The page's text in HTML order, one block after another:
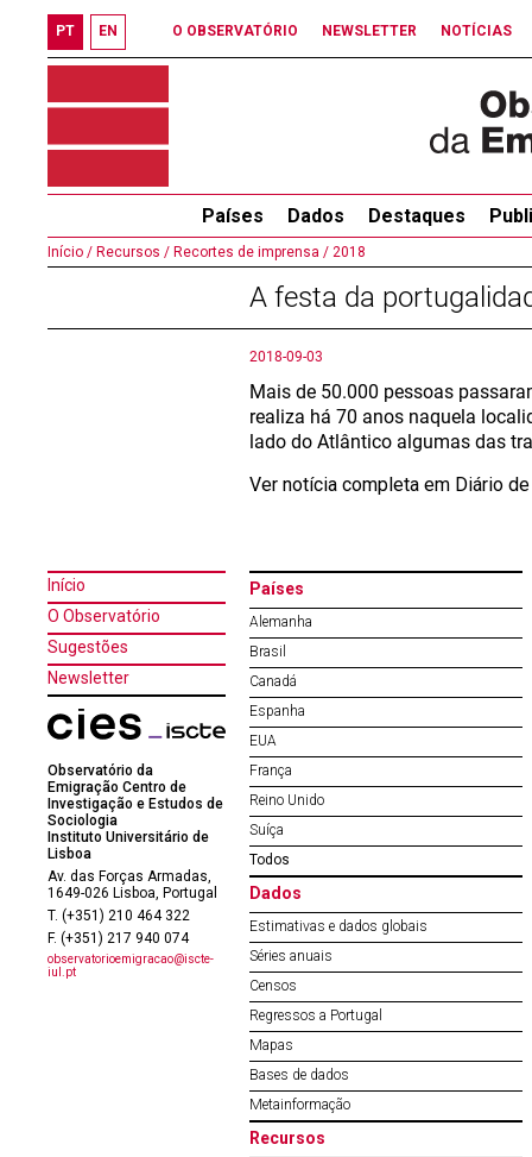
PT EN O OBSERVATÓRIO NEWSLETTER NOTÍCIAS
Países Dados Destaques
Início / Recursos / Recortes de imprensa / 2018
A festa da
2018-09-03
Mais de 50.000 pessoas
realiza há 70 anos naquela
lado do Atlântico algumas das
Ver notícia completa em Diário
Início
O Observatório
Sugestões
Newsletter
Observatório da
Emigração Centro de
Investigação e Estudos de
Sociologia
Instituto Universitário de
Lisboa
Av. das Forças Armadas,
1649-026 Lisboa, Portugal
T. (+351) 210 464 322
F. (+351) 217 940 074
observatorioemigracao@iscte-
iul.pt
Países
Alemanha
Brasil
Canadá
Espanha
EUA
França
Reino Unido
Suíça
Todos
Dados
Estimativas e dados globais
Séries anuais
Censos
Regressos a Portugal
Mapas
Bases de dados
Metainformação
Recursos